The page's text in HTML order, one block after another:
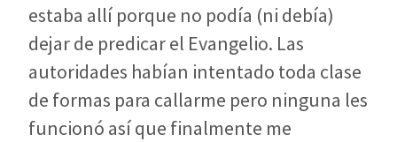
estaba allí porque no podía (ni debía)
dejar de predicar el Evangelio. Las
autoridades habían intentado toda clase
de formas para callarme pero ninguna les
funcionó así que finalmente me